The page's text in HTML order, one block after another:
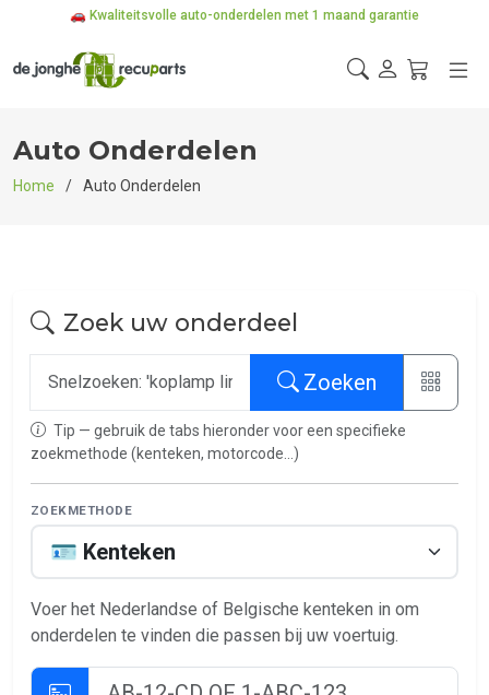
🚗 Kwaliteitsvolle auto-onderdelen met 1 maand garantie
📦 3 verdiepingen magazijn in Deurne, Antwerpen
Auto Onderdelen
Home Auto Onderdelen
Zoek uw onderdeel
Zoeken
Tip — gebruik de tabs hieronder voor een specifieke
zoekmethode (kenteken, motorcode...)
ZOEKMETHODE
Voer het Nederlandse of Belgische kenteken in om
onderdelen te vinden die passen bij uw voertuig.